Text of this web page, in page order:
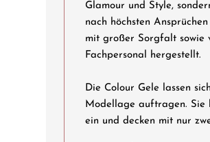
Glamour und Style,
nach höchsten
mit großer Sorgfalt sowie
Fachpersonal hergestellt.
Die Colour Gele lassen
Modellage auftragen. Sie
ein und decken mit nur